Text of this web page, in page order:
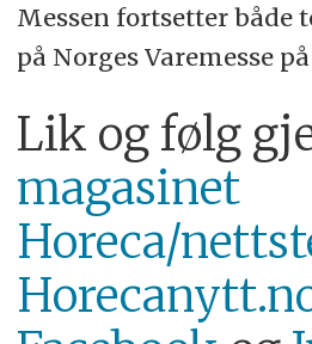
Messen fortsetter både
på Norges Varemesse
Lik og følg
magasinet
Horeca/